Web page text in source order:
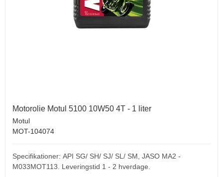
Motorolie Motul 5100 10W50 4T - 1 liter
Motul
MOT-104074
Specifikationer: API SG/ SH/ SJ/ SL/ SM, JASO MA2 -
M033MOT113. Leveringstid 1 - 2 hverdage.